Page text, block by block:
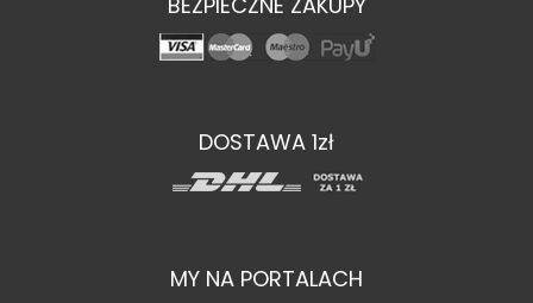
DOSTAWA 1zł
MY NA PORTALACH